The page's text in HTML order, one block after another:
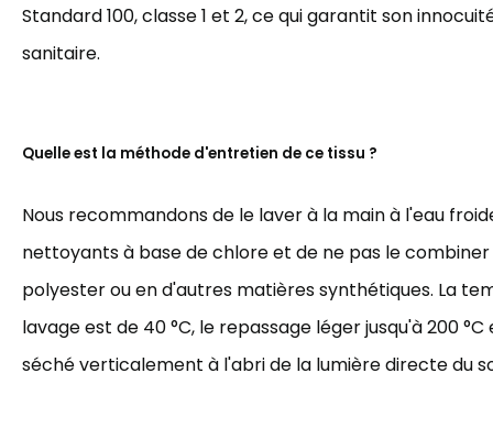
Standard 100, classe 1 et 2, ce qui garantit son
sanitaire.
Quelle est la méthode d'entretien de ce tissu ?
Nous recommandons de le laver à la main à l'eau
nettoyants à base de chlore et de ne pas le
polyester ou en d'autres matières synthétiques. La
lavage est de 40 °C, le repassage léger jusqu'à 200
séché verticalement à l'abri de la lumière directe du